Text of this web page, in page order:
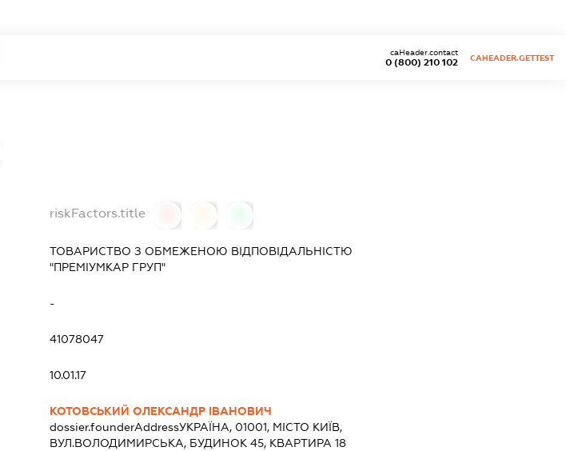
0 (800) 210 102
caHeader.contact
CAHEADER.GETTEST
riskFactors.title
ТОВАРИСТВО З ОБМЕЖЕНОЮ ВІДПОВІДАЛЬНІСТЮ
"ПРЕМІУМКАР ГРУП"
-
41078047
10.01.17
КОТОВСЬКИЙ ОЛЕКСАНДР ІВАНОВИЧ
dossier.founderAddressУКРАЇНА, 01001, МІСТО КИЇВ,
ВУЛ.ВОЛОДИМИРСЬКА, БУДИНОК 45, КВАРТИРА 18